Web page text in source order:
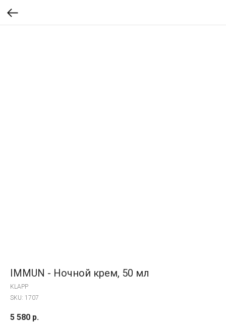
IMMUN - Ночной крем, 50 мл
KLAPP
SKU: 1707
5 580 р.